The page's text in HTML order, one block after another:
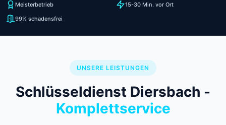
Meisterbetrieb
15-30 Min. vor Ort
99% schadensfrei
UNSERE LEISTUNGEN
Schlüsseldienst Diersbach -
Komplettservice